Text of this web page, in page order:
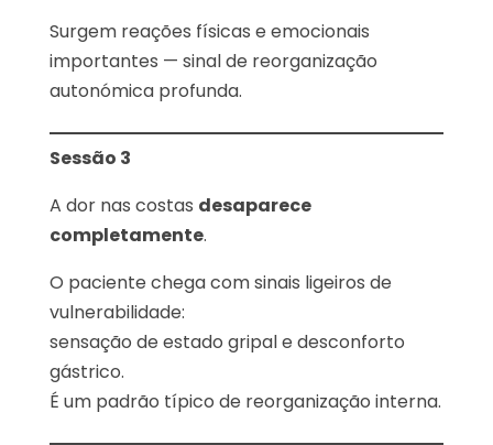
Surgem reações físicas e emocionais
importantes — sinal de reorganização
autonómica profunda.
Sessão 3
A dor nas costas desaparece
completamente.
O paciente chega com sinais ligeiros de
vulnerabilidade:
sensação de estado gripal e desconforto
gástrico.
É um padrão típico de reorganização interna.